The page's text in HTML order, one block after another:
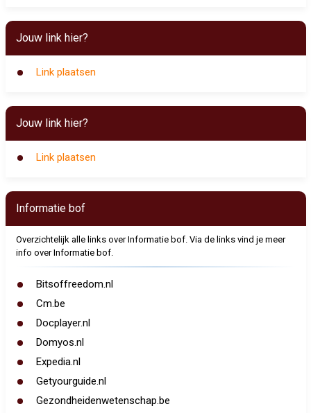
Jouw link hier?
Link plaatsen
Jouw link hier?
Link plaatsen
Informatie bof
Overzichtelijk alle links over Informatie bof. Via de links vind je meer
info over Informatie bof.
Bitsoffreedom.nl
Cm.be
Docplayer.nl
Domyos.nl
Expedia.nl
Getyourguide.nl
Gezondheidenwetenschap.be